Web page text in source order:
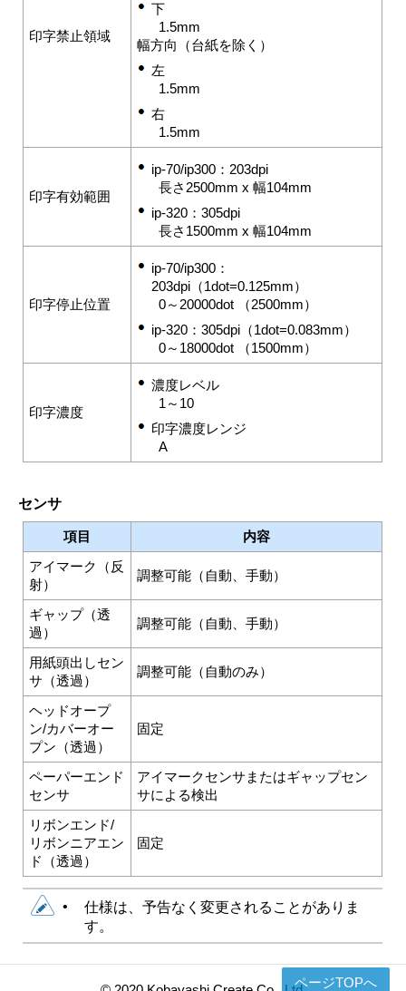
印字禁止領域
下
1.5mm
幅方向（台紙を除く）
左
1.5mm
右
1.5mm
印字有効範囲
ip-70/ip300： 203dpi
長さ2500mm x 幅104mm
ip-320： 305dpi
長さ1500mm x 幅104mm
印字停止位置
ip-70/ip300：
203dpi（1dot=0.125mm）
0～20000dot （2500mm）
ip-320： 305dpi（1dot=0.083mm）
0～18000dot （1500mm）
印字濃度
濃度レベル
1～10
印字濃度レンジ
A
センサ
項目 内容
アイマーク（反
射）
調整可能（自動、手動）
ギャップ（透
過）
調整可能（自動、手動）
用紙頭出しセン
サ（透過）
調整可能（自動のみ）
ヘッドオープ
ン/カバーオー
プン（透過）
固定
ペーパーエンド
センサ
アイマークセンサまたはギャップセン
サによる検出
リボンエンド/
リボンニアエン
ド（透過）
固定
•
仕様は、予告なく変更されることがありま
す。
ページTOPへ